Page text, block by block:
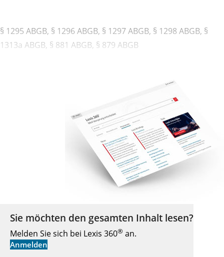
§ 1295 ABGB, § 1296 ABGB, § 1297 ABGB, § 1298 ABGB, §
1313a ABGB, § 881 ABGB, § 879 ABGB
Sie möchten den gesamten Inhalt lesen?
Melden Sie sich bei Lexis 360® an.
Anmelden